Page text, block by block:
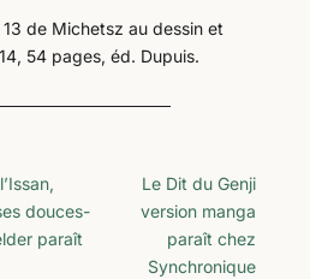
de Michetsz au dessin et
54 pages, éd. Dupuis.
douces-
paraît
Le Dit du Genji
version manga
paraît chez
Synchronique